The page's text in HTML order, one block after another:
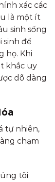
xác các
là một ít
sinh sống
để
họ. Khi
khắc uy
dõ dàng
tự nhiên,
chạm
tôi